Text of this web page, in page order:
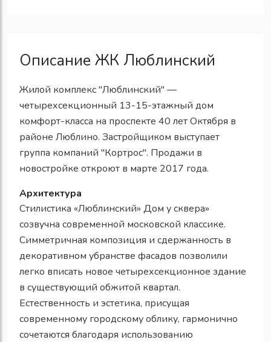
Описание ЖК Люблинский
Жилой комплекс "Люблинский" —
четырехсекционный 13-15-этажный дом
комфорт-класса на проспекте 40 лет Октября в
районе Люблино. Застройщиком выступает
группа компаний "Кортрос". Продажи в
новостройке откроют в марте 2017 года.
Архитектура
Стилистика «Люблинский» Дом у сквера»
созвучна современной московской классике.
Симметричная композиция и сдержанность в
декоративном убранстве фасадов позволили
легко вписать новое четырехсекционное здание
в существующий обжитой квартал.
Естественность и эстетика, присущая
современному городскому облику, гармонично
сочетаются благодаря использованию